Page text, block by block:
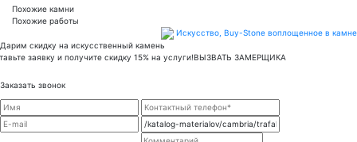
Похожие камни
Похожие работы
Искусство, Buy-Stone воплощенное в камне
Дарим скидку на искусственный камень
заявку и получите скидку 15% на услуги!ВЫЗВАТЬ ЗАМЕРЩИКА
Заказать звонок